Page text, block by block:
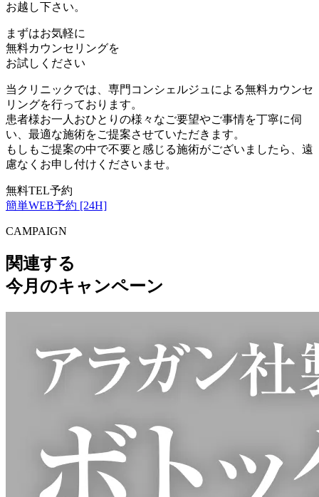
お越し下さい。
まずはお気軽に
無料カウンセリングを
お試しください
当クリニックでは、専門コンシェルジュによる無料カウンセ
リングを行っております。
患者様お一人おひとりの様々なご要望やご事情を丁寧に伺
い、最適な施術をご提案させていただきます。
もしもご提案の中で不要と感じる施術がございましたら、遠
慮なくお申し付けくださいませ。
無料TEL予約
簡単WEB予約 [24H]
CAMPAIGN
関連する
今月のキャンペーン